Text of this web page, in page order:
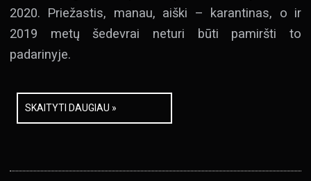
2020. Priežastis, manau, aiški – karantinas, o ir
2019 metų šedevrai neturi būti pamiršti to
padarinyje.
SKAITYTI DAUGIAU »